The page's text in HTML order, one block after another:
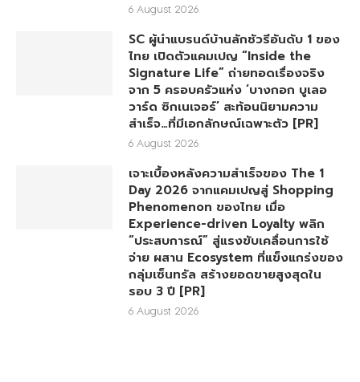
6 August 2026
SC ผู้นำแบรนด์บ้านลักชัวรีอันดับ 1 ของ
ไทย เปิดตัวแคมเปญ “Inside the
Signature Life” ถ่ายทอดเรื่องจริง
จาก 5 ครอบครัวแห่ง ‘บางกอก บูเลอ
วาร์ด ซิกเนเจอร์’ สะท้อนนิยามความ
สำเร็จ…ที่มีเอกลักษณ์เฉพาะตัว [PR]
6 August 2026
เจาะเบื้องหลังความสำเร็จของ The 1
Day 2026 จากแคมเปญสู่ Shopping
Phenomenon ของไทย เมื่อ
Experience-driven Loyalty พลิก
“ประสบการณ์” สู่แรงขับเคลื่อนการใช้
จ่าย ผสาน Ecosystem ที่แข็งแกร่งของ
กลุ่มเซ็นทรัล สร้างยอดขายสูงสุดใน
รอบ 3 ปี [PR]
6 August 2026